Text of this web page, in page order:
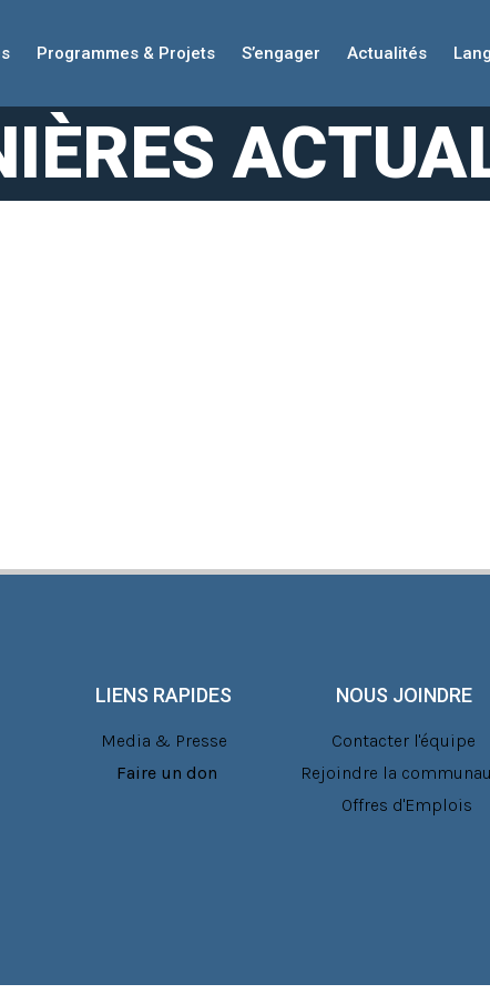
Programmes & Projets S’engager Actualités
LIENS RAPIDES
Media & Presse
Faire un don
NOUS JOINDRE
Contacter l'équipe
Rejoindre la
Offres d'Emplois